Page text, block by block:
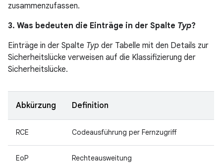
zusammenzufassen.
3. Was bedeuten die Einträge in der Spalte Typ?
Einträge in der Spalte Typ der Tabelle mit den Details zur
Sicherheitslücke verweisen auf die Klassifizierung der
Sicherheitslücke.
Abkürzung Definition
RCE Codeausführung per Fernzugriff
EoP Rechteausweitung